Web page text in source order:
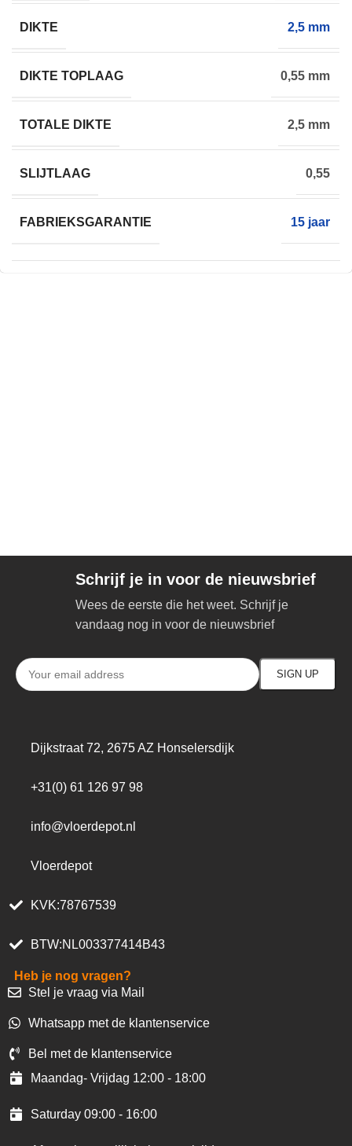
DIKTE 2,5 mm
DIKTE TOPLAAG 0,55 mm
TOTALE DIKTE 2,5 mm
SLIJTLAAG 0,55
FABRIEKSGARANTIE 15 jaar
Schrijf je in voor de nieuwsbrief
Wees de eerste die het weet. Schrijf je
vandaag nog in voor de nieuwsbrief
Dijkstraat 72, 2675 AZ Honselersdijk
+31(0) 61 126 97 98
info@vloerdepot.nl
Vloerdepot
KVK:78767539
BTW:NL003377414B43
Heb je nog vragen?
Stel je vraag via Mail
Whatsapp met de klantenservice
Bel met de klantenservice
Maandag- Vrijdag 12:00 - 18:00
Saturday 09:00 - 16:00